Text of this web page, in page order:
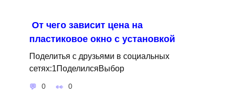
От чего зависит цена на
пластиковое окно с установкой
Поделитья с друзьями в социальных
сетях:1ПоделилсяВыбор
0 0